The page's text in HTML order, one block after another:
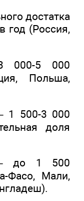
достатка
год (Россия,
000-5 000
Польша,
1 500-3 000
доля
– до 1 500
Фасо, Мали,